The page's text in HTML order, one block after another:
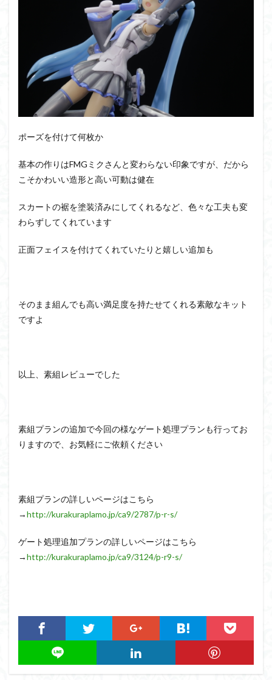
ポーズを付けて何枚か
基本の作りはFMGミクさんと変わらない印象ですが、だから
こそかわいい造形と高い可動は健在
スカートの裾を塗装済みにしてくれるなど、色々な工夫も変
わらずしてくれています
正面フェイスを付けてくれていたりと嬉しい追加も
そのまま組んでも高い満足度を持たせてくれる素敵なキット
ですよ
以上、素組レビューでした
素組プランの追加で今回の様なゲート処理プランも行ってお
りますので、お気軽にご依頼ください
素組プランの詳しいページはこちら
→http://kurakuraplamo.jp/ca9/2787/p-r-s/
ゲート処理追加プランの詳しいページはこちら
→http://kurakuraplamo.jp/ca9/3124/p-r9-s/